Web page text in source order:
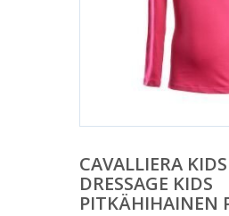
CAVALLIERA KIDS
DRESSAGE KIDS
PITKÄHIHAINEN